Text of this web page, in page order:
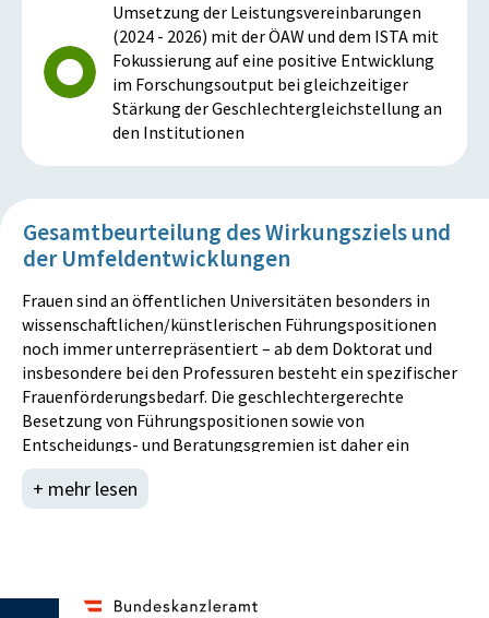
Umsetzung der Leistungsvereinbarungen
(2024 - 2026) mit der ÖAW und dem ISTA mit
Fokussierung auf eine positive Entwicklung
im Forschungsoutput bei gleichzeitiger
Stärkung der Geschlechtergleichstellung an
den Institutionen
Gesamtbeurteilung des Wirkungsziels und
der Umfeldentwicklungen
Frauen sind an öffentlichen Universitäten besonders in
wissenschaftlichen/künstlerischen Führungspositionen
noch immer unterrepräsentiert – ab dem Doktorat und
insbesondere bei den Professuren besteht ein spezifischer
Frauenförderungsbedarf. Die geschlechtergerechte
Besetzung von Führungspositionen sowie von
Entscheidungs- und Beratungsgremien ist daher ein
zentrales Gleichstellungsziel im Bereich Wissenschaft und
Forschung. Darüber hinaus berücksichtigt das Wirkungsziel
Steigerung des Frauenanteils bei den
+ mehr lesen